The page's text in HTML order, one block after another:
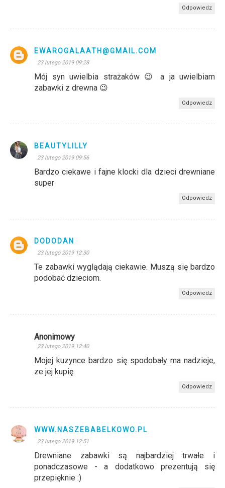
Odpowiedz
EWAROGALAATH@GMAIL.COM
23 lutego 2019 09:28
Mój syn uwielbia strażaków 😉 a ja uwielbiam
zabawki z drewna 😉
Odpowiedz
BEAUTYLILLY
23 lutego 2019 09:56
Bardzo ciekawe i fajne klocki dla dzieci drewniane
super
Odpowiedz
DODODAN
23 lutego 2019 12:30
Te zabawki wyglądają ciekawie. Muszą się bardzo
podobać dzieciom.
Odpowiedz
Anonimowy
23 lutego 2019 12:40
Mojej kuzynce bardzo się spodobały ma nadzieje,
ze jej kupię.
Odpowiedz
WWW.NASZEBABELKOWO.PL
23 lutego 2019 12:51
Drewniane zabawki są najbardziej trwałe i
ponadczasowe - a dodatkowo prezentują się
przepięknie :)